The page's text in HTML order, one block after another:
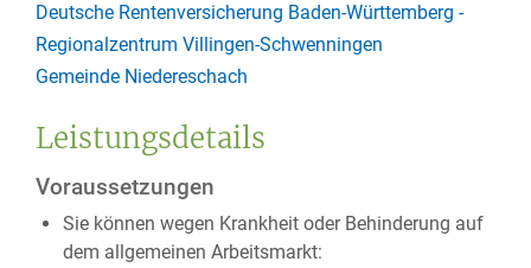
Deutsche Rentenversicherung Baden-Württemberg -
Regionalzentrum Villingen-Schwenningen
Gemeinde Niedereschach
Leistungsdetails
Voraussetzungen
Sie können wegen Krankheit oder Behinderung auf
dem allgemeinen Arbeitsmarkt: